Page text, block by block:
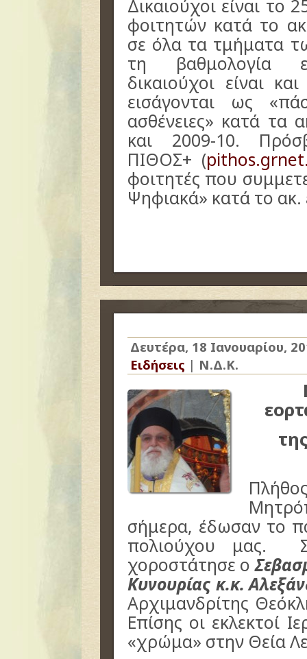
Δικαιούχοι είναι το
φοιτητών κατά το
σε όλα τα τμήματα
τη βαθμολογία
δικαιούχοι είναι
εισάγονται ως
ασθένειες» κατά τα
και 2009-10.
ΠΙΘΟΣ+ (
φοιτητές που
Ψηφιακά» κατά το ακ.
Δευτέρα, 18 Ιανουαρίου,
Ειδήσεις | Ν.Δ.Κ.
σήμερα, έδωσαν το
πολιούχου μας.
χοροστάτησε ο
Κυνουρίας κ.κ.
Αρχιμανδρίτης
Επίσης οι εκλεκτοί
«χρώμα» στην Θεία